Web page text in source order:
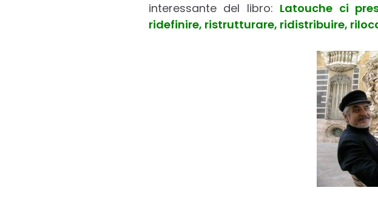
interessante del libro: Latouche ci
ridefinire, ristrutturare, ridistribuire,